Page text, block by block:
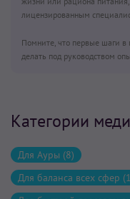
лицензированным
Помните, что первые шаги в
делать под руководством
Категории
Для Ауры (8)
Для баланса всех сфер